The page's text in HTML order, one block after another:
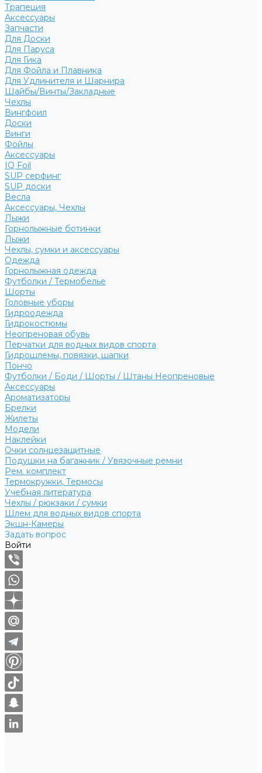
Трапеция
Аксессуары
Запчасти
Для Доски
Для Паруса
Для Гика
Для Фойла и Плавника
Для Удлинителя и Шарнира
Шайбы/Винты/Закладные
Чехлы
Вингфоил
Доски
Винги
Фойлы
Аксессуары
IQ Foil
SUP серфинг
SUP доски
Весла
Аксессуары, Чехлы
Лыжи
Горнолыжные ботинки
Лыжи
Чехлы, сумки и аксессуары
Одежда
Горнолыжная одежда
Футболки / Термобелье
Шорты
Головные уборы
Гидроодежда
Гидрокостюмы
Неопреновая обувь
Перчатки для водных видов спорта
Гидрошлемы, повязки, шапки
Пончо
Футболки / Боди / Шорты / Штаны Неопреновые
Аксессуары
Ароматизаторы
Брелки
Жилеты
Модели
Наклейки
Очки солнцезащитные
Подушки на багажник / Увязочные ремни
Рем. комплект
Термокружки, Термосы
Учебная литература
Чехлы / рюкзаки / сумки
Шлем для водных видов спорта
Экшн-Камеры
Задать вопрос
Войти